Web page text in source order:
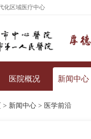
化区域医疗中心
医院概况 新闻中心
> 新闻中心 > 医学前沿